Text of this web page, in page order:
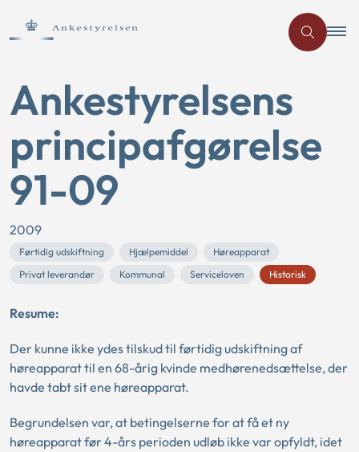
Ankestyrelsens
principafgørelse
91-09
2009
Førtidig udskiftning Hjælpemiddel
Høreapparat
Privat leverandør
Kommunal Serviceloven Historisk
Resume:
Der kunne ikke ydes tilskud til førtidig udskiftning af
høreapparat til en 68-årig kvinde medhørenedsættelse, der
havde tabt sit ene høreapparat.
Begrundelsen var, at betingelserne for at få et ny
høreapparat før 4-års perioden udløb ikke var opfyldt, idet